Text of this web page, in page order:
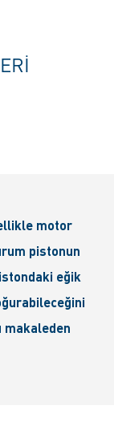
motor
pistonun
eğik
makaleden